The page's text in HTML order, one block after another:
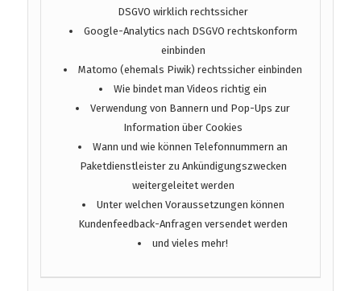
DSGVO wirklich rechtssicher
Google-Analytics nach DSGVO rechtskonform
einbinden
Matomo (ehemals Piwik) rechtssicher einbinden
Wie bindet man Videos richtig ein
Verwendung von Bannern und Pop-Ups zur
Information über Cookies
Wann und wie können Telefonnummern an
Paketdienstleister zu Ankündigungszwecken
weitergeleitet werden
Unter welchen Voraussetzungen können
Kundenfeedback-Anfragen versendet werden
und vieles mehr!